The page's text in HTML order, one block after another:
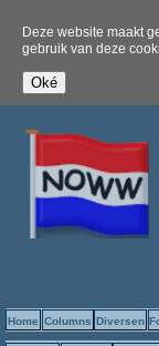
Deze website maakt
gebruik van deze
Home Columns Diversen